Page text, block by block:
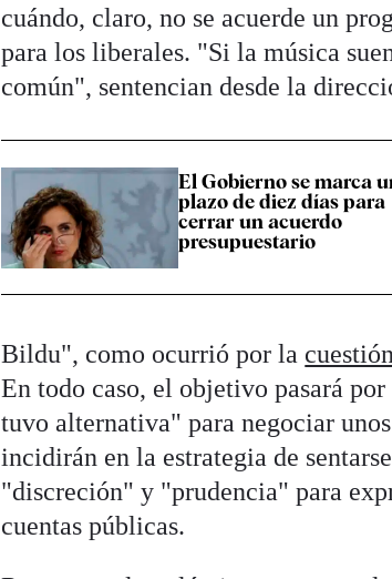
cuándo, claro, no se acuerde un
para los liberales. "Si la música
común", sentencian desde la
El Gobierno se marca
plazo de diez días para
cerrar un acuerdo
presupuestario
Bildu", como ocurrió por la
En todo caso, el objetivo pasará
tuvo alternativa" para negociar
incidirán en la estrategia de
"discreción" y "prudencia" para
cuentas públicas.